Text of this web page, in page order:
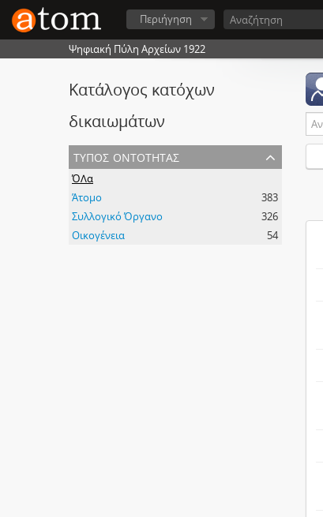
Περιήγηση
Ψηφιακή Πύλη Αρχείων 1922
Κατάλογος κατόχων
δικαιωμάτων
τύπος οντότητας
ΌΛα
Άτομο
383
Συλλογικό Όργανο
326
Οικογένεια
54